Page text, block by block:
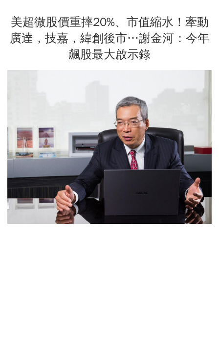
美超微股價重摔20%、市值縮水！牽動
廣達，技嘉，緯創後市…謝金河：今年
飆股最大啟示錄